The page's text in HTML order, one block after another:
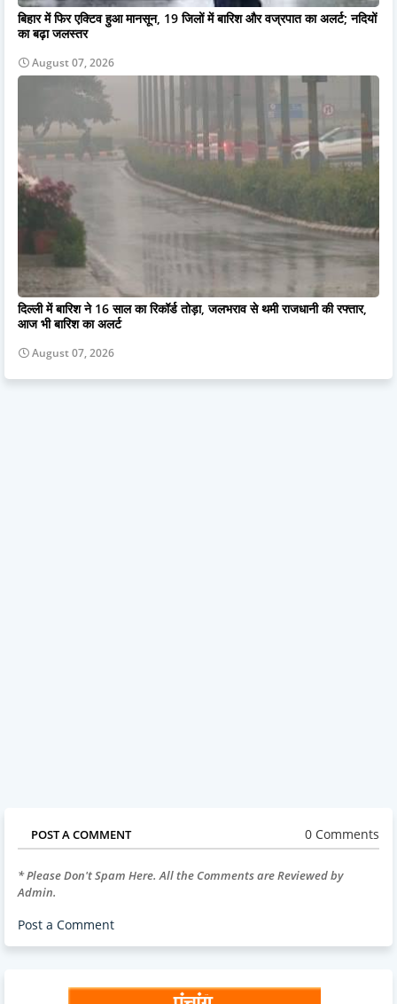
बिहार में फिर एक्टिव हुआ मानसून, 19 जिलों में बारिश और वज्रपात का अलर्ट; नदियों
का बढ़ा जलस्तर
August 07, 2026
दिल्ली में बारिश ने 16 साल का रिकॉर्ड तोड़ा, जलभराव से थमी राजधानी की रफ्तार,
आज भी बारिश का अलर्ट
August 07, 2026
POST A COMMENT 0 Comments
* Please Don't Spam Here. All the Comments are Reviewed by
Admin.
Post a Comment